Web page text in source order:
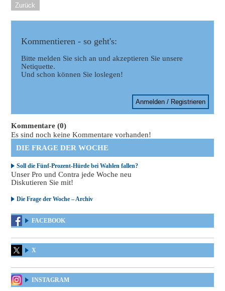
Zurück
Kommentieren - so geht's:
Bitte melden Sie sich an und akzeptieren Sie unsere
Netiquette.
Und schon können Sie loslegen!
Anmelden / Registrieren
Kommentare (0)
Es sind noch keine Kommentare vorhanden!
DIE FRAGE DER WOCHE
Soll die Fünf-Prozent-Hürde bei Wahlen fallen?
Unser Pro und Contra jede Woche neu
Diskutieren Sie mit!
Die Frage der Woche – Archiv
FACEBOOK
X
INSTAGRAM